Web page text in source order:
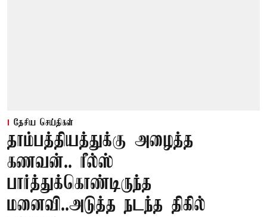
தேசிய செய்திகள்
தாம்பத்தியத்துக்கு அழைத்த
கணவன்.. ரீல்ஸ்
பார்த்துக்கொண்டிருந்த
மனைவி..அடுத்த நடந்த திகில்